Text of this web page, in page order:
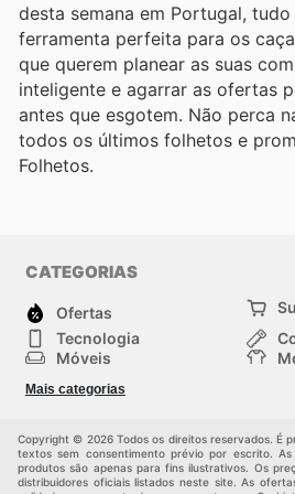
desta semana em Portugal, tudo
ferramenta perfeita para os
que querem planear as suas
inteligente e agarrar as ofertas
antes que esgotem. Não perca
todos os últimos folhetos e
Folhetos.
CATEGORIAS
Ofertas
Tecnologia
Móveis
Crianças
Mais categorias
Copyright © 2026 Todos os direitos reservados. É
textos sem consentimento prévio por escrito.
produtos são apenas para fins ilustrativos. Os
distribuidores oficiais listados neste site. As